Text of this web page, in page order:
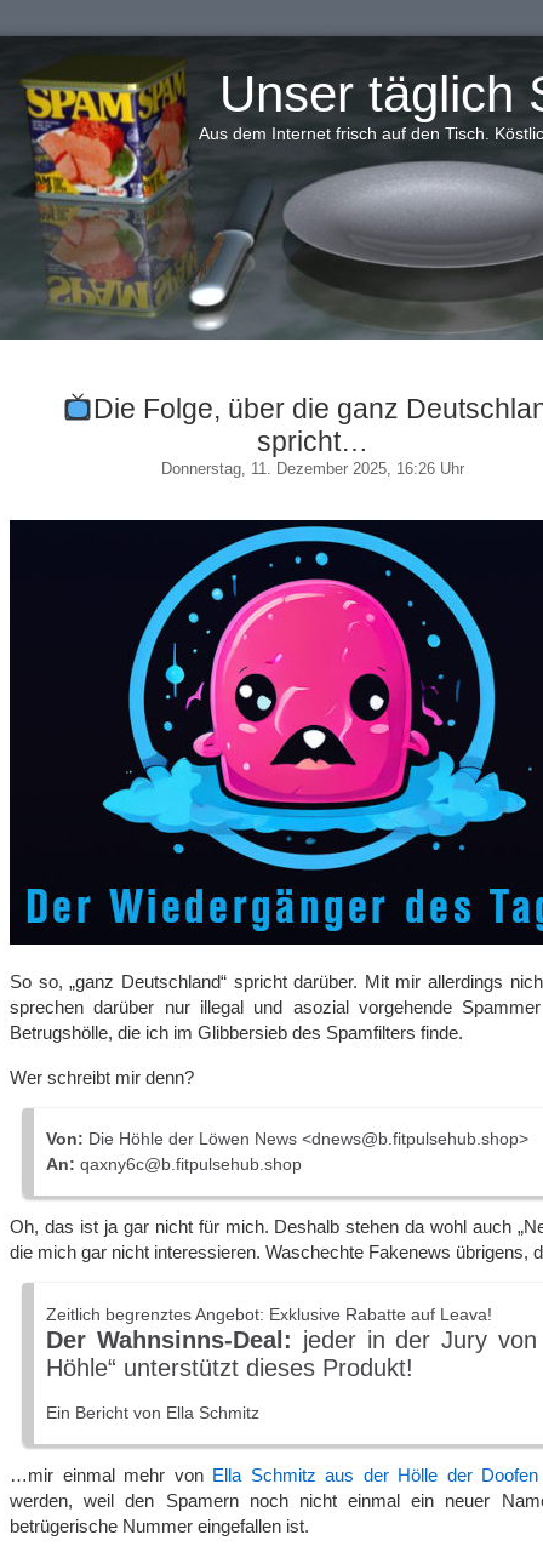
Unser täglich
Aus dem Internet frisch auf den Tisch.
Die Folge, über die ganz
spricht…
Donnerstag, 11. Dezember 2025, 16:26 Uhr
So so, „ganz Deutschland“ spricht darüber. Mit mir allerdings
sprechen darüber nur illegal und asozial vorgehende
Betrugshölle, die ich im Glibbersieb des Spamfilters finde.
Wer schreibt mir denn?
Von: Die Höhle der Löwen News <dnews@b.fitpulsehub.shop>
An: qaxny6c@b.fitpulsehub.shop
Oh, das ist ja gar nicht für mich. Deshalb stehen da wohl auch
die mich gar nicht interessieren. Waschechte Fakenews übrigens,
Zeitlich begrenztes Angebot: Exklusive Rabatte auf Leava!
Der Wahnsinns-Deal: jeder in der Jury von
Höhle“ unterstützt dieses Produkt!
Ein Bericht von Ella Schmitz
…mir einmal mehr von Ella Schmitz aus der Hölle der Doofen
werden, weil den Spamern noch nicht einmal ein neuer
betrügerische Nummer eingefallen ist.